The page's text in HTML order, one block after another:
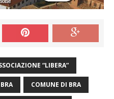
“LIBERA”
COMUNE DI BRA